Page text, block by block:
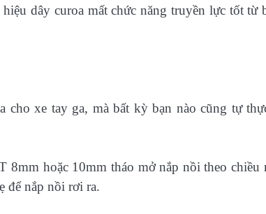
dây curoa mất chức năng truyền lực tốt từ
cho xe tay ga, mà bất kỳ bạn nào cũng tự
8mm hoặc 10mm tháo mở nắp nồi theo chiều
để nắp nồi rơi ra.